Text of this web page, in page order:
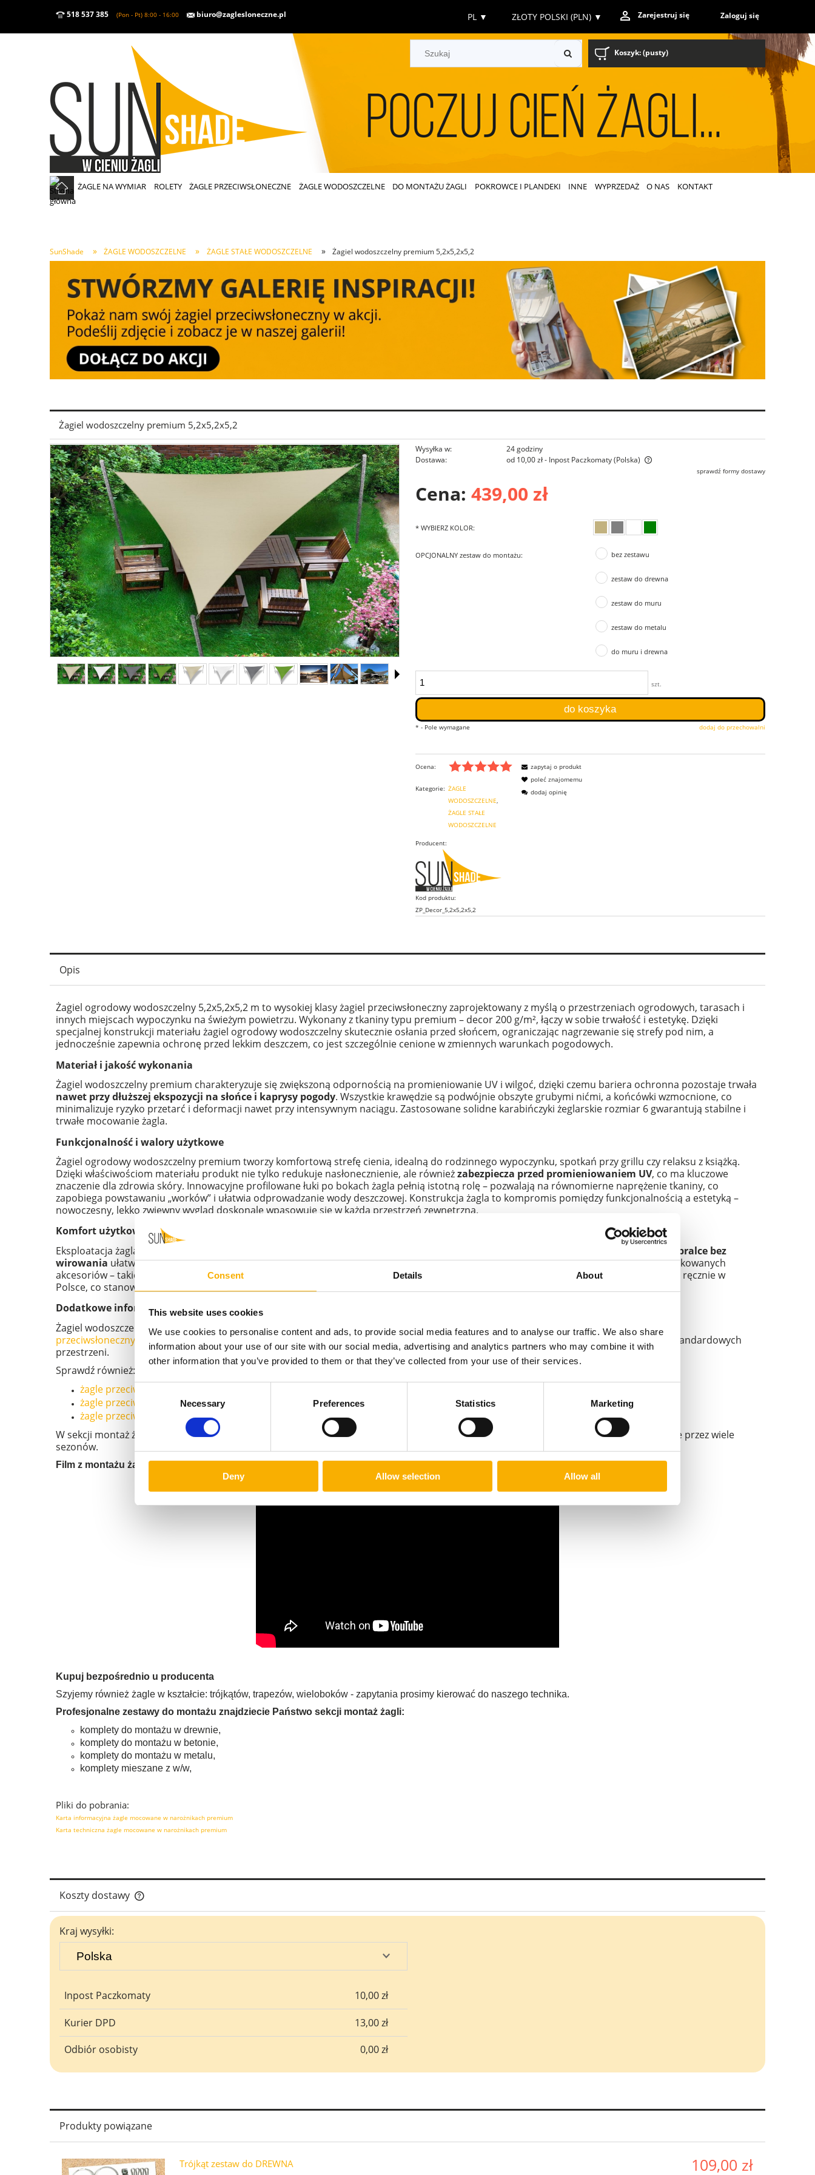
Consent Details About
This website uses cookies
We use cookies to personalise content and ads, to provide social media features and to analyse our traffic. We also share
information about your use of our site with our social media, advertising and analytics partners who may combine it with
other information that you’ve provided to them or that they’ve collected from your use of their services.
Consent
Selection
Necessary Preferences Statistics Marketing
Deny Allow selection Allow all
518 537 385 (Pon - Pt) 8:00 - 16:00 biuro@zaglesloneczne.pl Zarejestruj się Zaloguj się
ZŁOTY POLSKI (PLN) ▼
PL ▼
Koszyk:(pusty)
ŻAGLE NA WYMIAR ROLETY ŻAGLE PRZECIWSŁONECZNE ŻAGLE WODOSZCZELNE DO MONTAŻU ŻAGLI POKROWCE I PLANDEKI INNE WYPRZEDAŻ O NAS KONTAKT
SunShade » ŻAGLE WODOSZCZELNE » ŻAGLE STAŁE WODOSZCZELNE » Żagiel wodoszczelny premium 5,2x5,2x5,2
Żagiel wodoszczelny premium 5,2x5,2x5,2
Wysyłka w:
24 godziny
Dostawa:
od 10,00 zł- Inpost Paczkomaty(Polska)
Cena nie zawiera ewentualnych kosztów
płatności
sprawdź formy dostawy
Cena: 439,00 zł
*WYBIERZ KOLOR:
OPCJONALNY zestaw do montażu: bez zestawu
zestaw do drewna
zestaw do muru
zestaw do metalu
do muru i drewna
szt.
do koszyka
dodaj do przechowalni
* - Pole wymagane
Ocena:
Kategorie: ŻAGLE
WODOSZCZELNE
ŻAGLE STAŁE
WODOSZCZELNE
Producent:
Kod produktu:
ZP_Decor_5,2x5,2x5,2
zapytaj o produkt
poleć znajomemu
dodaj opinię
Opis
Żagiel ogrodowy wodoszczelny 5,2x5,2x5,2 m to wysokiej klasy żagiel przeciwsłoneczny zaprojektowany z myślą o przestrzeniach ogrodowych, tarasach i
innych miejscach wypoczynku na świeżym powietrzu. Wykonany z tkaniny typu premium – decor 200 g/m², łączy w sobie trwałość i estetykę. Dzięki
specjalnej konstrukcji materiału żagiel ogrodowy wodoszczelny skutecznie osłania przed słońcem, ograniczając nagrzewanie się strefy pod nim, a
jednocześnie zapewnia ochronę przed lekkim deszczem, co jest szczególnie cenione w zmiennych warunkach pogodowych.
Materiał i jakość wykonania
Żagiel wodoszczelny premium charakteryzuje się zwiększoną odpornością na promieniowanie UV i wilgoć, dzięki czemu bariera ochronna pozostaje trwała
nawet przy dłuższej ekspozycji na słońce i kaprysy pogody. Wszystkie krawędzie są podwójnie obszyte grubymi nićmi, a końcówki wzmocnione, co
minimalizuje ryzyko przetarć i deformacji nawet przy intensywnym naciągu. Zastosowane solidne karabińczyki żeglarskie rozmiar 6 gwarantują stabilne i
trwałe mocowanie żagla.
Funkcjonalność i walory użytkowe
Żagiel ogrodowy wodoszczelny premium tworzy komfortową strefę cienia, idealną do rodzinnego wypoczynku, spotkań przy grillu czy relaksu z książką.
Dzięki właściwościom materiału produkt nie tylko redukuje nasłonecznienie, ale równieżzabezpiecza przed promieniowaniem UV, co ma kluczowe
znaczenie dla zdrowia skóry. Innowacyjne profilowane łuki po bokach żagla pełnią istotną rolę – pozwalają na równomierne naprężenie tkaniny, co
zapobiega powstawaniu „worków” i ułatwia odprowadzanie wody deszczowej. Konstrukcja żagla to kompromis pomiędzy funkcjonalnością a estetyką –
nowoczesny, lekko zwiewny wygląd doskonale wpasowuje się w każdą przestrzeń zewnętrzną.
Komfort użytkowania i serwis
Eksploatacja żagla wodoszczelnego premium jest prosta i wygodna. Tkanina jest odporna na zabrudzenia i wilgoć, a możliwość
prania w pralce bez
wirowania ułatwia utrzymanie produktu w czystości. Montaż oraz demontaż żagla odbywa się szybko i sprawnie przy wykorzystaniu dedykowanych
akcesoriów – takich jak zestawy montażowe do drewna, betonu czy metalu dostępne w ofercie sklepu. Produkt został uszyty i wykończony ręcznie w
Polsce, co stanowi o jego wysokiej jakości i przewadze nad masową, niskogatunkową produkcją importowaną.
Dodatkowe informacje i możliwości adaptacji
Żagiel wodoszczelny premium 5,2x5,2x5,2 to tylkojedna z propozycji produktowych dostępnych w naszej ofercie. Jakoproducent żagli
przeciwsłonecznych
szyjemy również żagle o innych kształtach, takich jak trójkąty, trapezy czy wieloboki, które można dopasować do niestandardowych
przestrzeni.
Sprawdź również:
żagle przeciwsłoneczne
żagle przeciwsłoneczne na wymiar
żagle przeciwdeszczowe .
W sekcji montaż żagli klienci znajdą kompletne zestawy dopasowane do różnych podłoży, co gwarantuje stabilne i bezpieczne użytkowanie przez wiele
sezonów.
Film z montażu żagla premium:
Kupuj bezpośrednio u producenta
Szyjemy również żagle w kształcie: trójkątów, trapezów, wieloboków - zapytania prosimy kierować do naszego technika.
Profesjonalne zestawy do montażu znajdziecie Państwo sekcji montaż żagli:
komplety do montażu w drewnie,
komplety do montażu w betonie,
komplety do montażu w metalu,
komplety mieszane z w/w,
Pliki do pobrania:
Karta informacyjna żagle mocowane w narożnikach premium
Karta techniczna żagle mocowane w narożnikach premium
Koszty dostawy
Kraj wysyłki:
Inpost Paczkomaty 10,00 zł
Kurier DPD 13,00 zł
Odbiór osobisty 0,00 zł
Produkty powiązane
Trójkąt zestaw do DREWNA 109,00 zł